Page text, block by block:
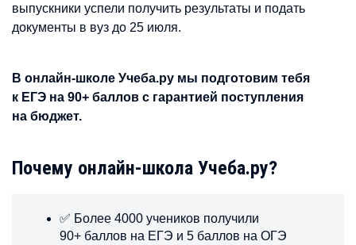
выпускники успели получить результаты и подать
документы в вуз до 25 июля.
В онлайн-школе Учеба.ру мы подготовим тебя
к ЕГЭ на 90+ баллов с гарантией поступления
на бюджет.
Почему онлайн-школа Учеба.ру?
✅ Более 4000 учеников получили
90+ баллов на ЕГЭ и 5 баллов на ОГЭ